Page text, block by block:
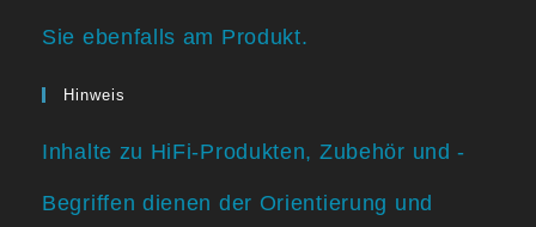
Sie ebenfalls am Produkt.
Hinweis
Inhalte zu HiFi-Produkten, Zubehör und -
Begriffen dienen der Orientierung und